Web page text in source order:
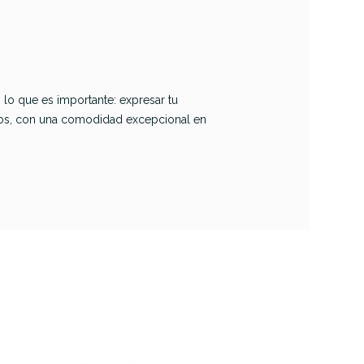
que es importante: expresar tu
con una comodidad excepcional en